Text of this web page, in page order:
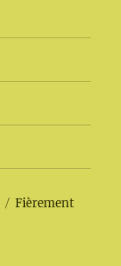
Fièrement